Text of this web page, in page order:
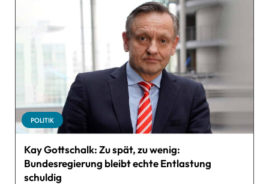
POLITIK
Kay Gottschalk: Zu spät, zu wenig:
Bundesregierung bleibt echte Entlastung
schuldig